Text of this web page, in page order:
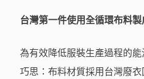
台灣第一件使用全循環布料
為有效降低服裝生產過程的
巧思：布料材質採用台灣廢